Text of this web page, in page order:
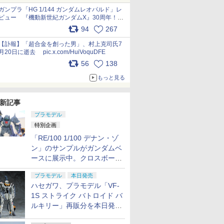
ンプラ「HG 1/144 ガンダムレオパルド」レ
ュー 『機動新世紀ガンダムX』30周年！イ
ナーアームガトリングの変形機構まで再現し
新フォーマットでキット化！
nszPIDTpbg
94 267
訃報】「超合金を創った男」、村上克司氏7
月20日に逝去 pic.x.com/HuiVoquDFE
56 138
もっと見る
記事
プラモデル
特別企画
「RE/100 1/100 デナン・ゾ
ン」のサンプルがガンダムベ
ースに展示中。クロスボー
ン・バンガードの制式量産機
が間もなく発送【ガンダムベ
ース撮り下ろし】
プラモデル 本日発売
ハセガワ、プラモデル「VF-
1S ストライク バトロイド バ
ルキリー」再販分を本日発